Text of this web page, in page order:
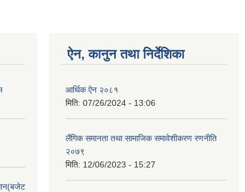
ऐन, कानुन तथा निर्देशिका
आर्थिक ऐन २०८१
मिति: 07/26/2024 - 13:06
लैंगिक समानता तथा सामाजिक समावेशीकरण रणनीति
२०७९
मिति: 12/06/2023 - 15:27